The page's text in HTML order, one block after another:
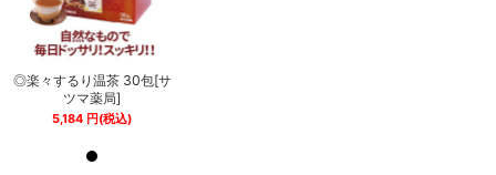
◎楽々するり温茶 30包[サ
ツマ薬局]
5,184 円(税込)